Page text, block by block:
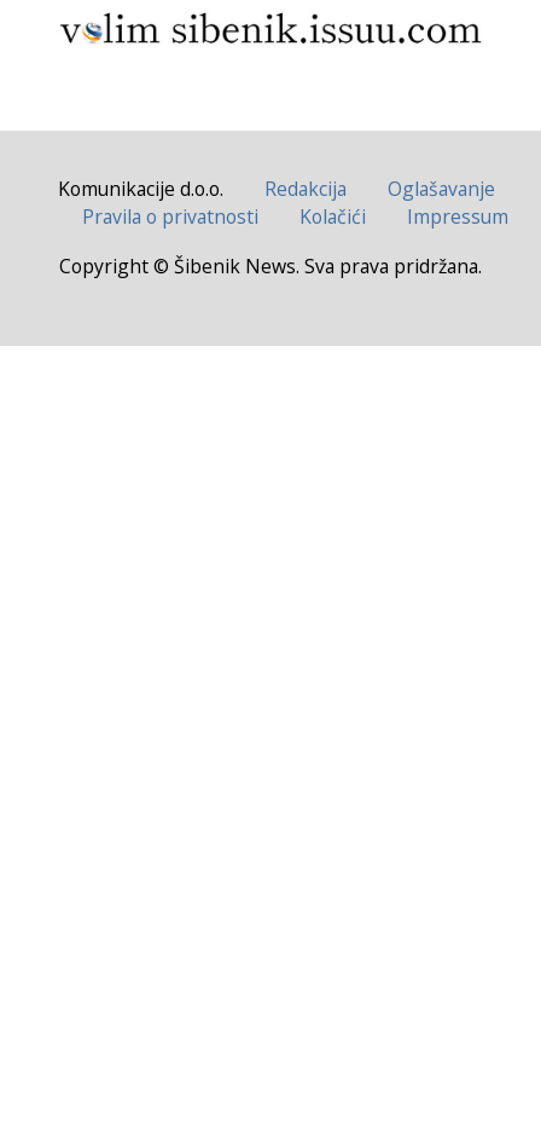
Komunikacije d.o.o. Redakcija
Oglašavanje
Pravila o privatnosti
Kolačići
Impressum
Copyright © Šibenik News. Sva prava pridržana.